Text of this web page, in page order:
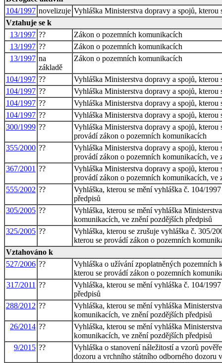
104/1997 novelizuje Vyhláška Ministerstva dopravy a spojů,
Vztahuje se k
13/1997 ??
Zákon o pozemních komunikacích
13/1997 ??
Zákon o pozemních komunikacích
13/1997 na
základě
Zákon o pozemních komunikacích
104/1997 ??
Vyhláška Ministerstva dopravy a spojů,
104/1997 ??
Vyhláška Ministerstva dopravy a spojů,
104/1997 ??
Vyhláška Ministerstva dopravy a spojů,
104/1997 ??
Vyhláška Ministerstva dopravy a spojů,
300/1999 ??
Vyhláška Ministerstva dopravy a spojů,
provádí zákon o pozemních komunikacích
355/2000 ??
Vyhláška Ministerstva dopravy a spojů,
provádí zákon o pozemních komunikacích, ve
367/2001 ??
Vyhláška Ministerstva dopravy a spojů,
provádí zákon o pozemních komunikacích, ve
555/2002 ??
Vyhláška, kterou se mění vyhláška č. 104/
předpisů
305/2005 ??
Vyhláška, kterou se mění vyhláška
komunikacích, ve znění pozdějších předpisů
325/2005 ??
Vyhláška, kterou se zrušuje vyhláška č. 305/
kterou se provádí zákon o pozemních
Vztahováno k
527/2006 ??
Vyhláška o užívání zpoplatněných pozemních
kterou se provádí zákon o pozemních
317/2011 ??
Vyhláška, kterou se mění vyhláška č. 104/
předpisů
288/2012 ??
Vyhláška, kterou se mění vyhláška
komunikacích, ve znění pozdějších předpisů
26/2014 ??
Vyhláška, kterou se mění vyhláška
komunikacích, ve znění pozdějších předpisů
9/2015 ??
Vyhláška o stanovení náležitostí a vzorů
dozoru a vrchního státního odborného dozoru